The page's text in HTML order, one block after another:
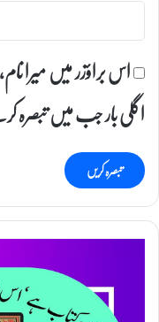
اس براؤزر میں میرا
اگلی بار جب میں